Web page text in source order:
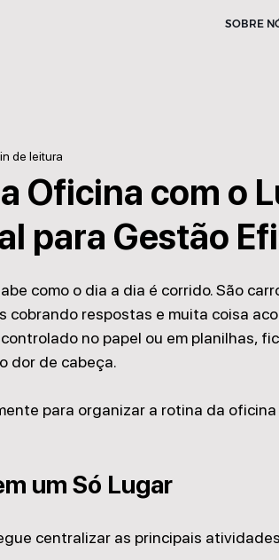
SOBRE
Oficina com o
para Gestão
de leitura
como o dia a dia é corrido. São
cobrando respostas e muita coisa
no papel ou em planilhas,
dor de cabeça.
para organizar a rotina da oficina
um Só Lugar
centralizar as principais